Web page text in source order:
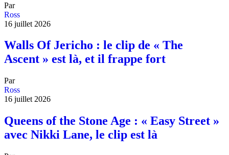
Par
Ross
16 juillet 2026
Walls Of Jericho : le clip de « The
Ascent » est là, et il frappe fort
Par
Ross
16 juillet 2026
Queens of the Stone Age : « Easy Street »
avec Nikki Lane, le clip est là